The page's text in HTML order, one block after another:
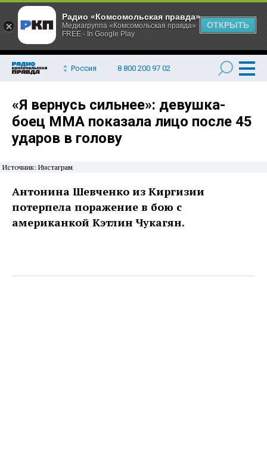
Россия 8 800 200 97 02
«Я вернусь сильнее»: девушка-
боец ММА показала лицо после 45
ударов в голову
Источник: Инстаграм
Антонина Шевченко из Киргизии
потерпела поражение в бою с
американкой Кэтлин Чукагян.
Радио «Комсомольская правда»
Медиагруппа «Комсомольская правда»
FREE - In Google Play
ОТКРЫТЬ